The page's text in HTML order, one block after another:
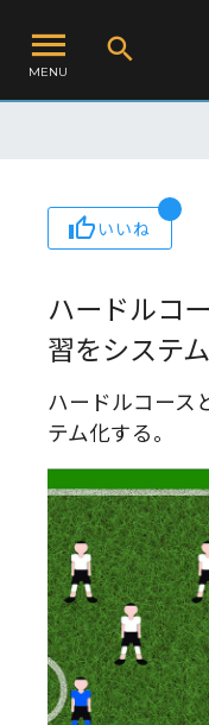
MENU
いいね
ハードルコ
習をシステ
ハードルコース
テム化する。